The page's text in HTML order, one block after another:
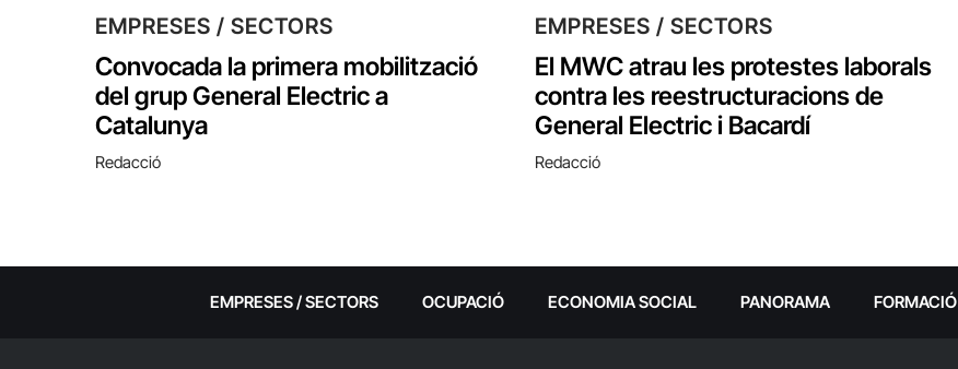
EMPRESES / SECTORS
Convocada la primera mobilització
del grup General Electric a
Catalunya
Redacció
EMPRESES / SECTORS
El MWC atrau les protestes laborals
contra les reestructuracions de
General Electric i Bacardí
Redacció
EMPRESES / SECTORS OCUPACIÓ ECONOMIA SOCIAL PANORAMA FORMACIÓ